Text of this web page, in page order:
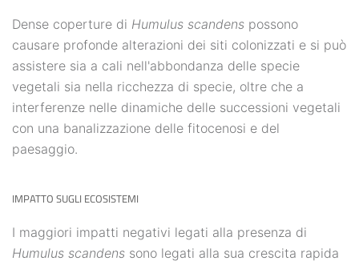
Dense coperture di Humulus scandens possono
causare profonde alterazioni dei siti colonizzati e si può
assistere sia a cali nell'abbondanza delle specie
vegetali sia nella ricchezza di specie, oltre che a
interferenze nelle dinamiche delle successioni vegetali
con una banalizzazione delle fitocenosi e del
paesaggio.
IMPATTO SUGLI ECOSISTEMI
I maggiori impatti negativi legati alla presenza di
Humulus scandens sono legati alla sua crescita rapida